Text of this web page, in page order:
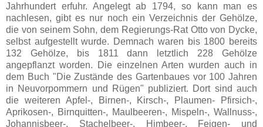
Jahrhundert erfuhr. Angelegt ab 1794, so kann man es
nachlesen, gibt es nur noch ein Verzeichnis der Gehölze,
die von seinem Sohn, dem Regierungs-Rat Otto von Dycke,
selbst aufgestellt wurde. Demnach waren bis 1800 bereits
132 Gehölze, bis 1811 dann letztlich 228 Gehölze
angepflanzt worden. Die einzelnen Arten wurden auch in
dem Buch "Die Zustände des Gartenbaues vor 100 Jahren
in Neuvorpommern und Rügen" publiziert. Dort sind auch
die weiteren Apfel-, Birnen-, Kirsch-, Plaumen- Pfirsich-,
Aprikosen-, Birnquitten-, Maulbeeren-, Mispeln-, Wallnuss-,
Johannisbeer-, Stachelbeer-, Himbeer-, Feigen- und